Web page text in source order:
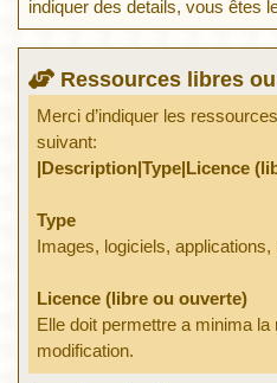
indiquer des details, vous êtes
Ressources libres
Merci d’indiquer les
suivant:
|Description|Type|Licence
Type
Images, logiciels,
Licence (libre ou ouverte)
Elle doit permettre a minima la
modification.